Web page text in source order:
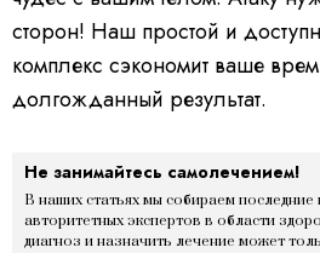
сторон! Наш простой и
комплекс сэкономит ваше
долгожданный результат.
Не занимайтесь самолечением!
В наших статьях мы собираем
авторитетных экспертов в области
диагноз и назначить лечение может